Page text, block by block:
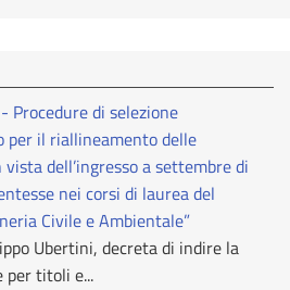
di selezione
per il riallineamento delle
dell’ingresso a settembre di
nei corsi di laurea del
Civile e Ambientale”
Ubertini, decreta di indire la
per titoli e...